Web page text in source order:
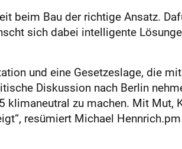
beim Bau der richtige Ansatz.
sich dabei intelligente
und eine Gesetzeslage, die
Diskussion nach Berlin
klimaneutral zu machen. Mit Mut,
resümiert Michael Hennrich.pm